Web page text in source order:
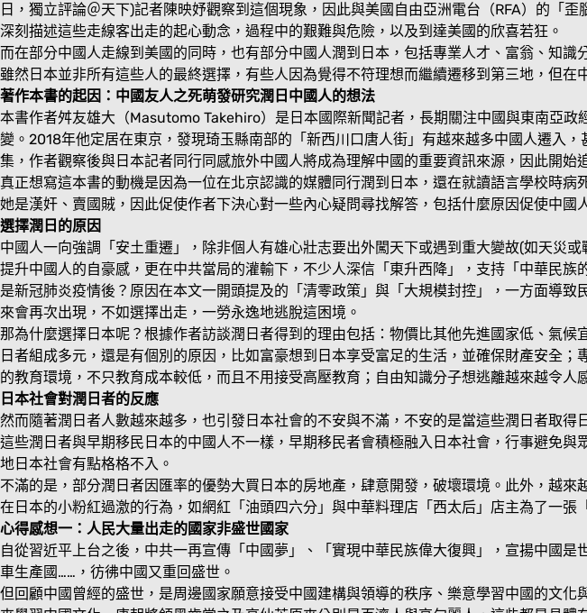
日，獨立評論＠天下)記者陳映妤觀察到這個現象，因此與美國自由亞洲電台（RFA）的「
深刻描述這些走線客出走的起心動念，過程中的艱難與危險，以及到達美國的欣喜若狂。
而在部分中國人走線到美國的同時，也有部分中國人潤到日本，包括專業人才、富翁、知
雖然日本並非所有這些人的最終選擇，有些人因為覺得不符理想而繼續遷移到第三地，但
著作本書的起因：中國友人之死萌發研究潤日中國人的想法
本書作者舛友雄大（Masutomo Takehiro）是日本國際新聞記者，長期關注中國與東南亞
變。2018年他定居在東京，發現琦玉縣南部的「新西川口唐人街」有越來越多中國人遷入
集，作者觀察後與日本記者同行同感旅外中國人將成為理解中國的重要資訊來源，因此開始
真正想寫這本書的動機是因為一位在北京認識的媒體同行潤到日本，還在就讀語言學校時
她是漢奸、賣國賊，因此促使作者下決心對一些內心疑問尋找解答，包括什麼原因促使中
選擇潤日的原因
中國人一向強調「安土重遷」，除非個人有雄心壯志要出外闖天下或遇到重大變故(如天災
提升中國人的自豪感，更在中共當局的灌輸下，不少人深信「東升西降」，支持「中華民
是新冠肺炎疫情後？原因在本文一開頭提及的「清零政策」與「大規模封控」，一方面導
來會再次出現，不如選擇出走，一勞永逸地逃脫這困境。
那為什麼選擇日本呢？根據作者訪談潤日者得到的理由包括：物價比其他先進國家低、氣
日者組成多元，還是有個別的原因，比如富豪想到日本享受富足的生活，並確保財產安全
的教育環境，不只教育成本較低，而且不用接受高壓教育；自由知識分子想逃離越來越令人
日本社會對潤日者的反應
然而隨著潤日者人數越來越多，也引發日本社會的不安與不滿，不安的是當這些潤日者取
這些潤日者與早期移民日本的中國人不一樣，早期移民者會積極融入日本社會，行事避免
地日本社會有點格格不入。
不滿的是，部分潤日者因匯率的優勢大買日本的房地產，肆意開發，破壞環境。此外，越
在日本的小粉紅過激的行為，如網紅「油頭四六分」與中華料理店「西太后」店主為了一
心得感想一：人民大量出走的國家非盛世國家
自從習近平上台之後，中共一再宣傳「中國夢」、「實現中華民族偉大復興」，宣揚中國
車生產國……，彷彿中國又重回盛世。
但回顧中國曾經的盛世，是周邊國家願意接受中國建構與領導的秩序、樂意學習中國的文